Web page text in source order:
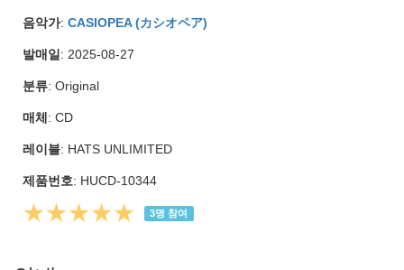
음악가: CASIOPEA (カシオペア)
발매일 : 2025-08-27
분류: Original
매체 : CD
레이블: HATS UNLIMITED
제품번호: HUCD-10344
★★★★★ 3명 참여